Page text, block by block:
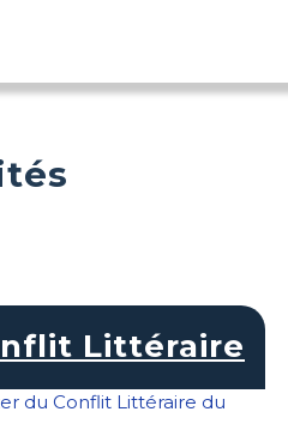
Littéraire